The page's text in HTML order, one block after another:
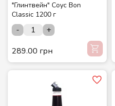
"Глинтвейн" Соус Bon
Classic 1200 г
-
+
289.00 грн